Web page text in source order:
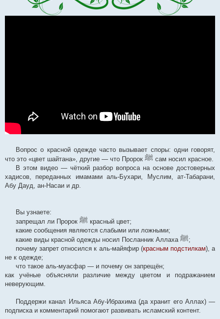
Вопрос о красной одежде часто вызывает споры: одни говорят,
что это «цвет шайтана», другие — что Пророк ﷺ сам носил красное.
В этом видео — чёткий разбор вопроса на основе достоверных
хадисов, переданных имамами аль-Бухари, Муслим, ат-Табарани,
Абу Дауд, ан-Насаи и др.
Вы узнаете:
запрещал ли Пророк ﷺ красный цвет;
какие сообщения являются слабыми или ложными;
какие виды красной одежды носил Посланник Аллаха ﷺ;
почему запрет относился к аль-майяфир (красным подстилкам), а
не к одежде;
что такое аль-муасфар — и почему он запрещён;
как учёные объясняли различие между цветом и подражанием
неверующим.
Поддержи канал Ильяса Абу-Ибрахима (да хранит его Аллах) —
подписка и комментарий помогают развивать исламский контент.